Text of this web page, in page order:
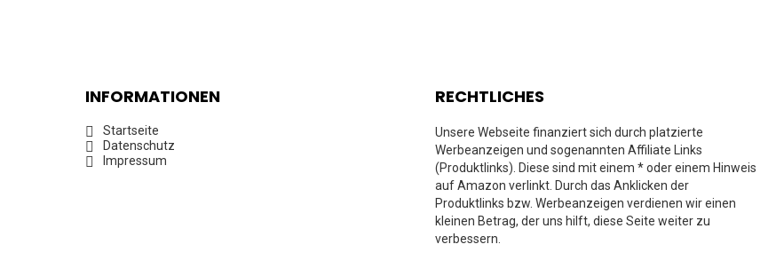
INFORMATIONEN
Startseite
Datenschutz
Impressum
RECHTLICHES
Unsere Webseite finanziert sich durch platzierte
Werbeanzeigen und sogenannten Affiliate Links
(Produktlinks). Diese sind mit einem * oder einem Hinweis
auf Amazon verlinkt. Durch das Anklicken der
Produktlinks bzw. Werbeanzeigen verdienen wir einen
kleinen Betrag, der uns hilft, diese Seite weiter zu
verbessern.